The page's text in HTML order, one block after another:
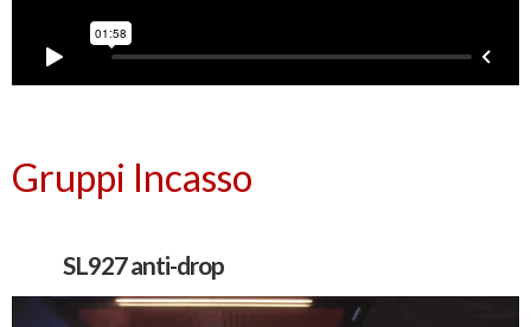
Gruppi Incasso
SL927 anti-drop